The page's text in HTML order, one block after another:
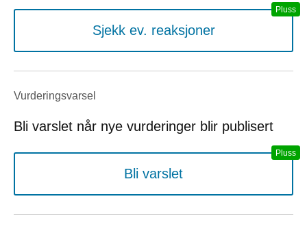
Sjekk ev. reaksjoner
Vurderings­varsel
Bli varslet når nye vurderinger blir publisert
Bli varslet